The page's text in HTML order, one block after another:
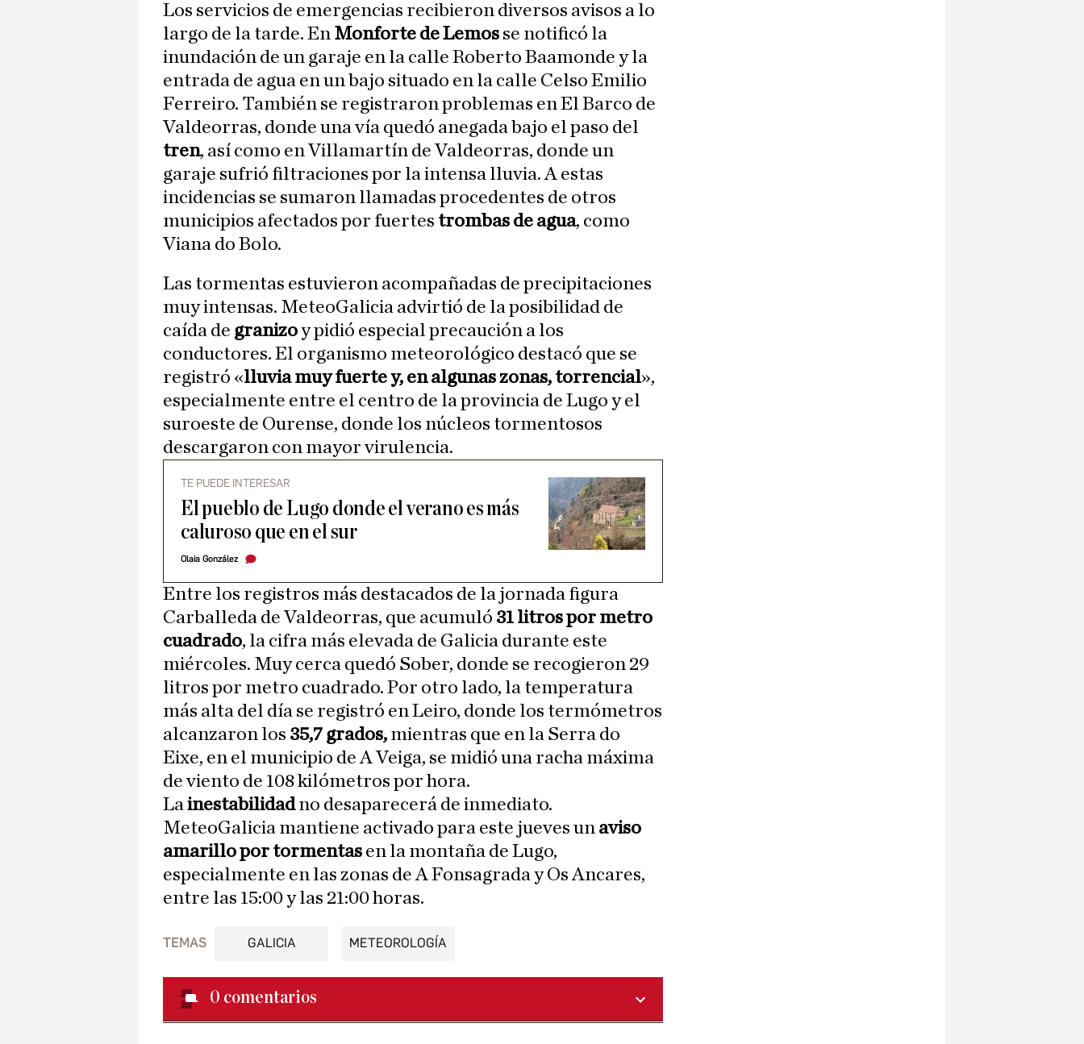
Los servicios de emergencias recibieron diversos avisos a lo
largo de la tarde. En Monforte de Lemos se notificó la
inundación de un garaje en la calle Roberto Baamonde y la
entrada de agua en un bajo situado en la calle Celso Emilio
Ferreiro. También se registraron problemas en El Barco de
Valdeorras, donde una vía quedó anegada bajo el paso del
tren, así como en Villamartín de Valdeorras, donde un
garaje sufrió filtraciones por la intensa lluvia. A estas
incidencias se sumaron llamadas procedentes de otros
municipios afectados por fuertes trombas de agua, como
Viana do Bolo.
Las tormentas estuvieron acompañadas de precipitaciones
muy intensas. MeteoGalicia advirtió de la posibilidad de
caída de granizoy pidió especial precaución a los
conductores. El organismo meteorológico destacó que se
registró «lluvia muy fuerte y, en algunas zonas, torrencial»,
especialmente entre el centro de la provincia de Lugo y el
suroeste de Ourense, donde los núcleos tormentosos
descargaron con mayor virulencia.
TE PUEDE INTERESAR
El pueblo de Lugo donde el verano es más
caluroso que en el sur
Olaia González
Entre los registros más destacados de la jornada figura
Carballeda de Valdeorras, que acumuló 31 litros por metro
cuadrado, la cifra más elevada de Galicia durante este
miércoles. Muy cerca quedó Sober, donde se recogieron 29
litros por metro cuadrado. Por otro lado, la temperatura
más alta del día se registró en Leiro, donde los termómetros
alcanzaron los 35,7 grados, mientras que en la Serra do
Eixe, en el municipio de A Veiga, se midió una racha máxima
de viento de 108 kilómetros por hora.
Lainestabilidadno desaparecerá de inmediato.
MeteoGalicia mantiene activado para este jueves un aviso
amarillo por tormentas en la montaña de Lugo,
especialmente en las zonas de A Fonsagrada y Os Ancares,
entre las 15:00 y las 21:00 horas.
TEMAS GALICIA METEOROLOGÍA
0 comentarios